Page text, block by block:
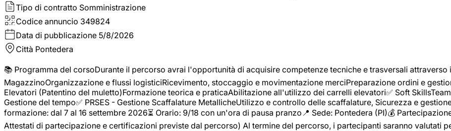
Tipo di contratto Somministrazione
Codice annuncio 349824
Data di pubblicazione 5/8/2026
Città Pontedera
📚 Programma del corsoDurante il percorso avrai l'opportunità di acquisire competenze tecniche e trasversali attraverso
MagazzinoOrganizzazione e flussi logisticiRicevimento, stoccaggio e movimentazione merciPreparazione ordini e
Elevatori (Patentino del muletto)Formazione teorica e praticaAbilitazione all'utilizzo dei carrelli elevatori✅ Soft
Gestione del tempo✅ PRSES - Gestione Scaffalature MetallicheUtilizzo e controllo delle scaffalature, Sicurezza e
formazione: dal 7 al 16 settembre 2026⏳ Orario: 9/18 con un'ora di pausa pranzo📍 Sede: Pontedera (PI)💰
Attestati di partecipazione e certificazioni previste dal percorso) Al termine del percorso, i partecipanti saranno valutati